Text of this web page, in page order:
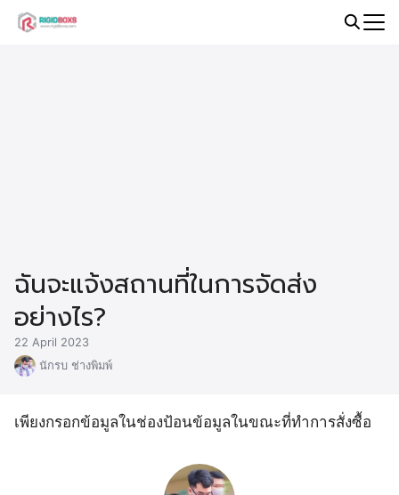
Skip
ฉันจะแจ้งสถานที่ในการจัดส่ง
อย่างไร?
22 April 2023
นักรบ ช่างพิมพ์
เพียงกรอกข้อมูลในช่องป้อนข้อมูลในขณะที่ทำการสั่งซื้อ